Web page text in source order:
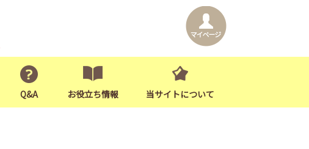
Q&A お役立ち情報 当サイトについて